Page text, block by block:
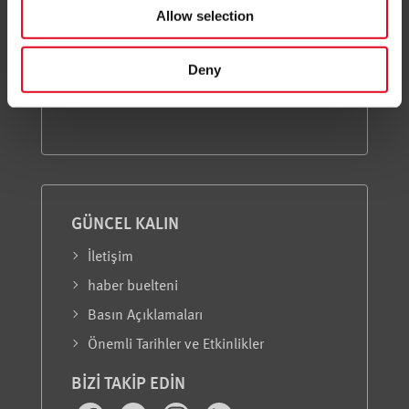
Allow selection
Deny
Eğitim
Hakkımızda
GÜNCEL KALIN
İletişim
haber buelteni
Basın Açıklamaları
Önemli Tarihler ve Etkinlikler
BIZI TAKIP EDIN